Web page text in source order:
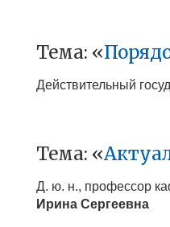
Тема: «
Действительный
Тема: «
Д. ю. н., профессор
Ирина Сергеевна